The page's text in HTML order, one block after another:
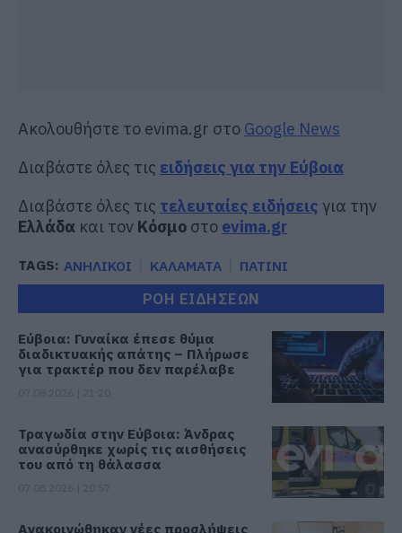
Ακολουθήστε το evima.gr στο Google News
Διαβάστε όλες τις ειδήσεις για την Εύβοια
Διαβάστε όλες τις τελευταίες ειδήσεις για την
Ελλάδα και τον Κόσμο στο evima.gr
TAGS: ΑΝΗΛΙΚΟΙ ΚΑΛΑΜΑΤΑ ΠΑΤΙΝΙ
ΡΟΗ ΕΙΔΗΣΕΩΝ
Εύβοια: Γυναίκα έπεσε θύμα
διαδικτυακής απάτης – Πλήρωσε
για τρακτέρ που δεν παρέλαβε
Τραγωδία στην Εύβοια: Άνδρας
ανασύρθηκε χωρίς τις αισθήσεις
του από τη θάλασσα
Ανακοινώθηκαν νέες προσλήψεις